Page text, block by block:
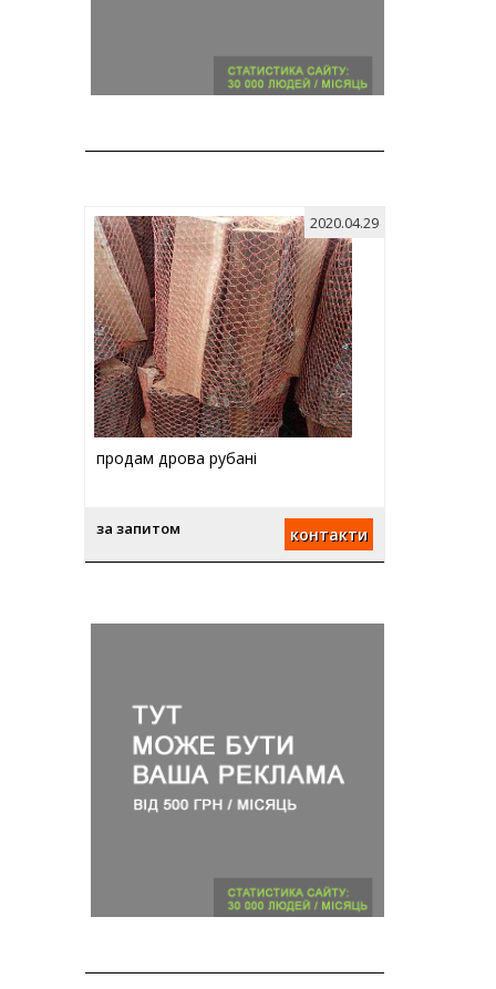
продам дрова рубані
за запитом контакти
2020.04.29